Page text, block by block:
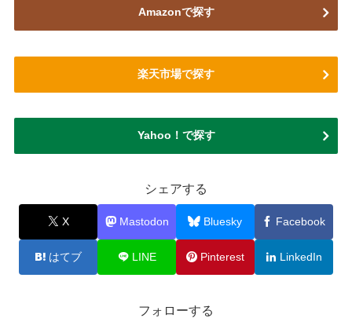
Amazonで探す
楽天市場で探す
Yahoo！で探す
シェアする
X Mastodon Bluesky Facebook
はてブ LINE Pinterest LinkedIn
フォローする